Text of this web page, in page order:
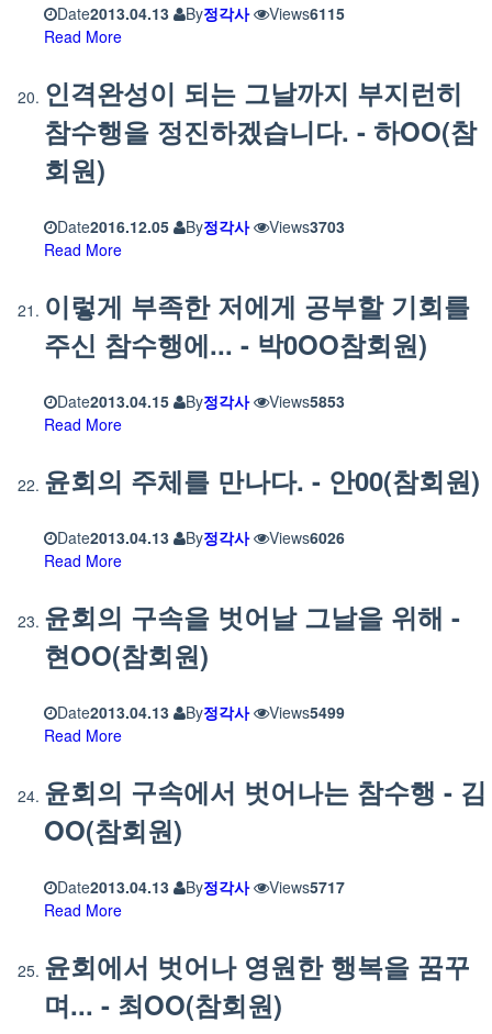
Date2013.04.13 By정각사 Views6115
Read More
인격완성이 되는 그날까지 부지런히
참수행을 정진하겠습니다. - 하OO(참
회원)
Date2016.12.05 By정각사 Views3703
Read More
이렇게 부족한 저에게 공부할 기회를
주신 참수행에... - 박0OO참회원)
Date2013.04.15 By정각사 Views5853
Read More
윤회의 주체를 만나다. - 안00(참회원)
Date2013.04.13 By정각사 Views6026
Read More
윤회의 구속을 벗어날 그날을 위해 -
현OO(참회원)
Date2013.04.13 By정각사 Views5499
Read More
윤회의 구속에서 벗어나는 참수행 - 김
OO(참회원)
Date2013.04.13 By정각사 Views5717
Read More
윤회에서 벗어나 영원한 행복을 꿈꾸
며... - 최OO(참회원)